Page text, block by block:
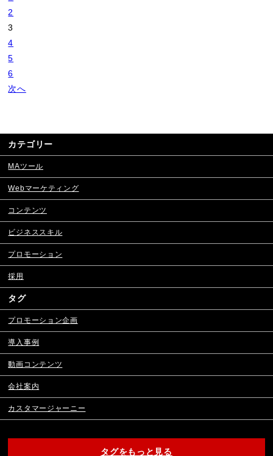
2
3
4
5
6
次へ
カテゴリー
MAツール
Webマーケティング
コンテンツ
ビジネススキル
プロモーション
採用
タグ
プロモーション企画
導入事例
動画コンテンツ
会社案内
カスタマージャーニー
タグをもっと見る